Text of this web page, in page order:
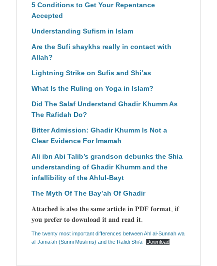
5 Conditions to Get Your Repentance
Accepted
Understanding Sufism in Islam
Are the Sufi shaykhs really in contact with
Allah?
Lightning Strike on Sufis and Shi’as
What Is the Ruling on Yoga in Islam?
Did The Salaf Understand Ghadir Khumm As
The Rafidah Do?
Bitter Admission: Ghadir Khumm Is Not a
Clear Evidence For Imamah
Ali ibn Abi Talib’s grandson debunks the Shia
understanding of Ghadir Khumm and the
infallibility of the Ahlul-Bayt
The Myth Of The Bay’ah Of Ghadir
𝐀𝐭𝐭𝐚𝐜𝐡𝐞𝐝 𝐢𝐬 𝐚𝐥𝐬𝐨 𝐭𝐡𝐞 𝐬𝐚𝐦𝐞 𝐚𝐫𝐭𝐢𝐜𝐥𝐞 𝐢𝐧 𝐏𝐃𝐅 𝐟𝐨𝐫𝐦𝐚𝐭, 𝐢𝐟
𝐲𝐨𝐮 𝐩𝐫𝐞𝐟𝐞𝐫 𝐭𝐨 𝐝𝐨𝐰𝐧𝐥𝐨𝐚𝐝 𝐢𝐭 𝐚𝐧𝐝 𝐫𝐞𝐚𝐝 𝐢𝐭.
The twenty most important differences between Ahl al-Sunnah wa
al-Jama’ah (Sunni Muslims) and the Rafidi Shi’a
Download